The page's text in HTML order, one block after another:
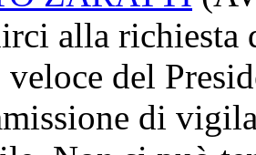
alla richiesta
del
di